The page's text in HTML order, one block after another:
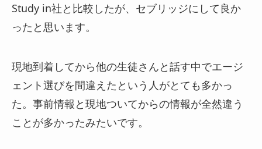
Study in社と比較したが、セブリッジにして良か
ったと思います。
現地到着してから他の生徒さんと話す中でエージ
ェント選びを間違えたという人がとても多かっ
た。事前情報と現地ついてからの情報が全然違う
ことが多かったみたいです。